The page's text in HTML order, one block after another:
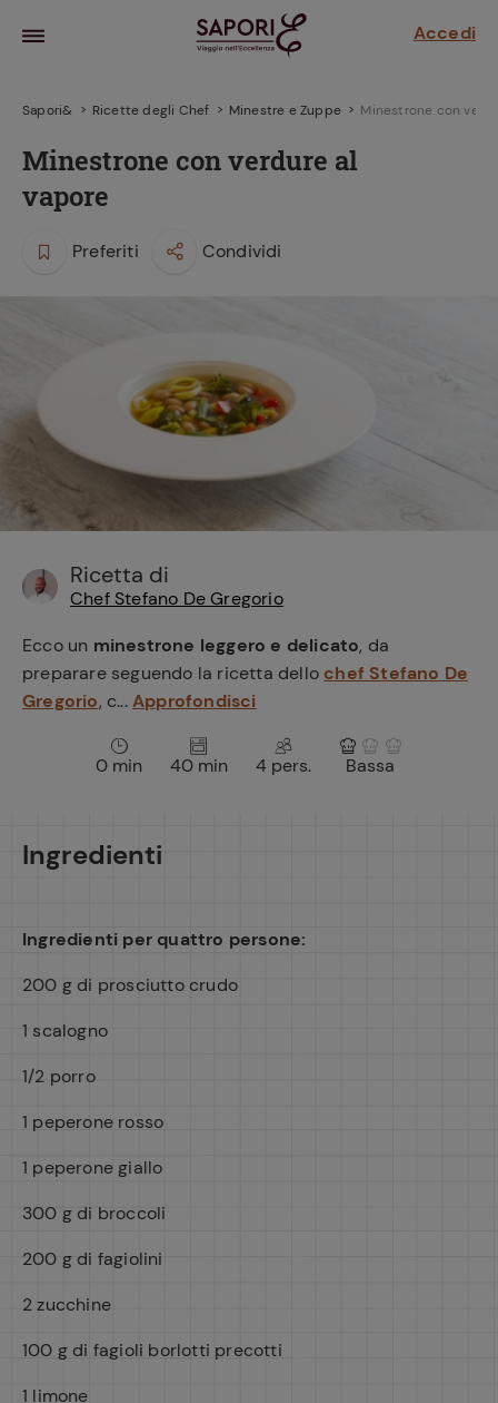
Accedi
Sapori& Ricette degli Chef Minestre e Zuppe Minestrone con
Minestrone con verdure al
vapore
Preferiti Condividi
Ricetta di
Chef Stefano De Gregorio
Ecco un minestrone leggero e delicato, da
preparare seguendo la ricetta dello chef Stefano De
Gregorio, c...Approfondisci
0 min 40 min 4 pers. Bassa
Ingredienti
Ingredienti per quattro persone:
200 g di prosciutto crudo
1 scalogno
1/2 porro
1 peperone rosso
1 peperone giallo
300 g di broccoli
200 g di fagiolini
2 zucchine
100 g di fagioli borlotti precotti
1 limone